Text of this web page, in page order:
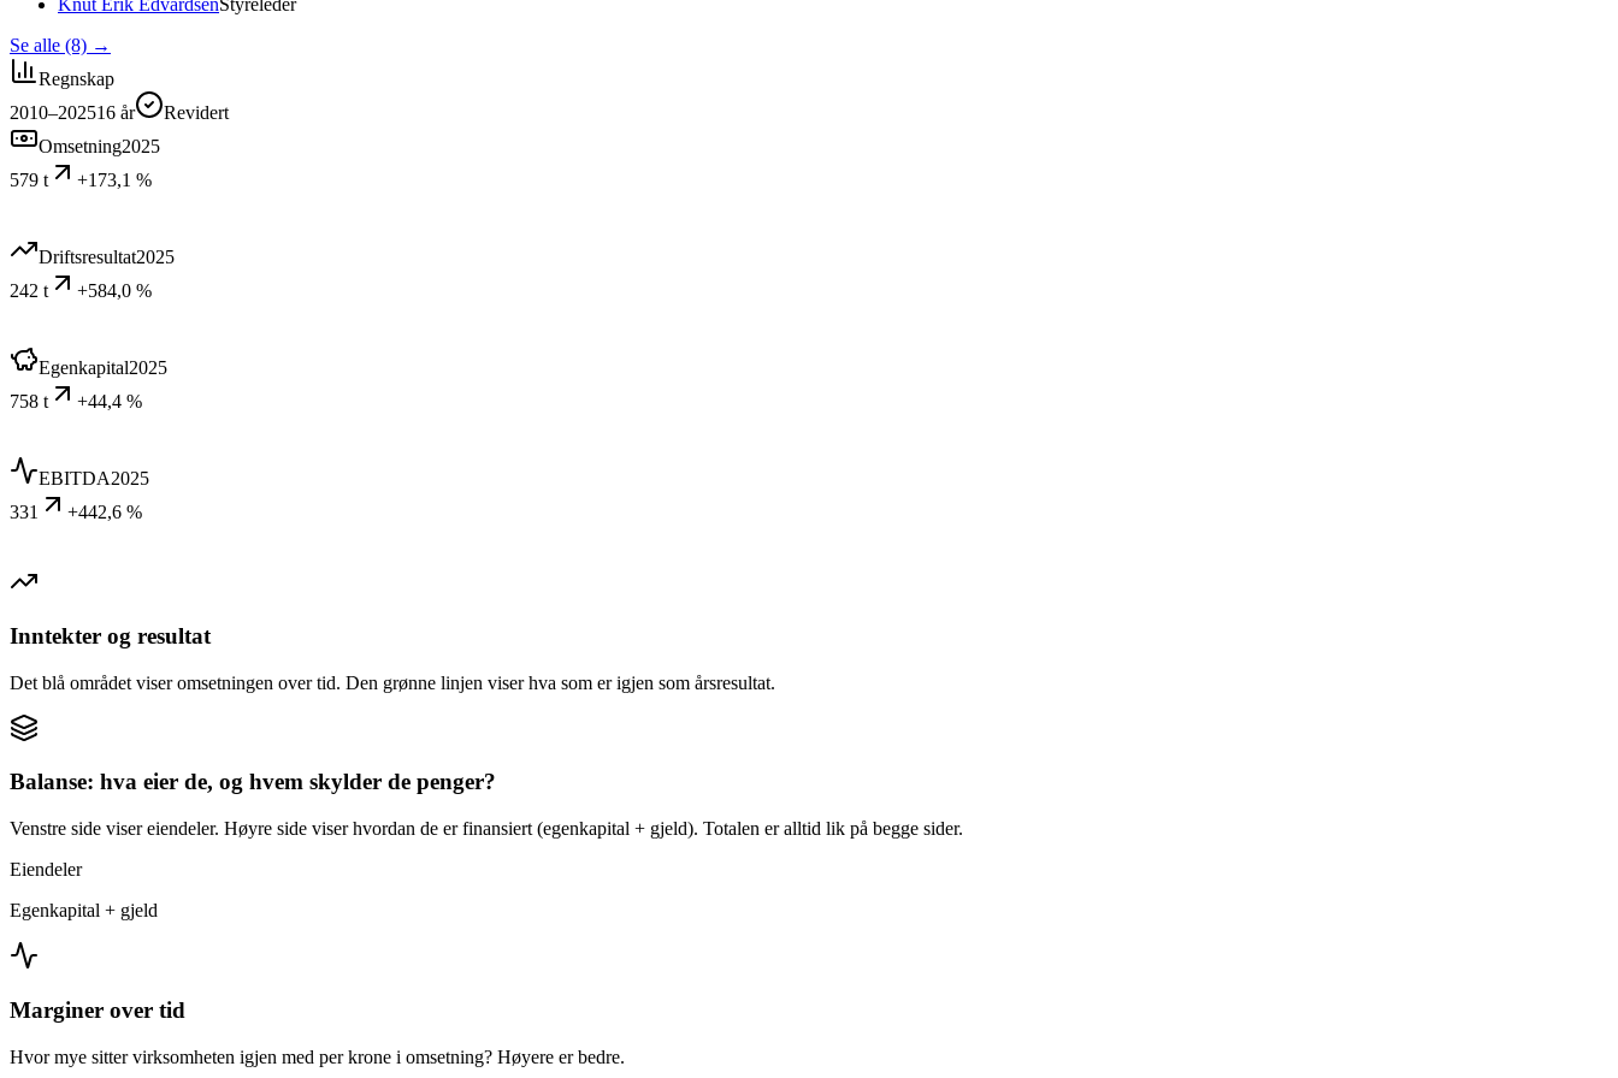
Knut Erik EdvardsenStyreleder
Se alle (8) →
Regnskap
2010–202516 år
Revidert
Omsetning2025
579 t
+173,1 %
Driftsresultat2025
242 t
+584,0 %
Egenkapital2025
758 t
+44,4 %
EBITDA2025
331
+442,6 %
Inntekter og resultat
Det blå området viser omsetningen over tid. Den grønne linjen viser hva som er igjen som årsresultat.
Balanse: hva eier de, og hvem skylder de penger?
Venstre side viser eiendeler. Høyre side viser hvordan de er finansiert (egenkapital + gjeld). Totalen er alltid lik på begge sider.
Eiendeler
Egenkapital + gjeld
Marginer over tid
Hvor mye sitter virksomheten igjen med per krone i omsetning? Høyere er bedre.